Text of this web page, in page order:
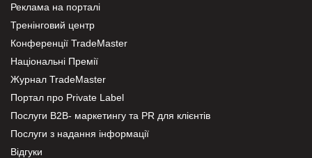
Реклама на порталі
Тренінговий центр
Конференції TradeMaster
Національні Премії
Журнал TradeMaster
Портал про Private Label
Послуги В2В- маркетингу та PR для клієнтів
Послуги з надання інформації
Відгуки